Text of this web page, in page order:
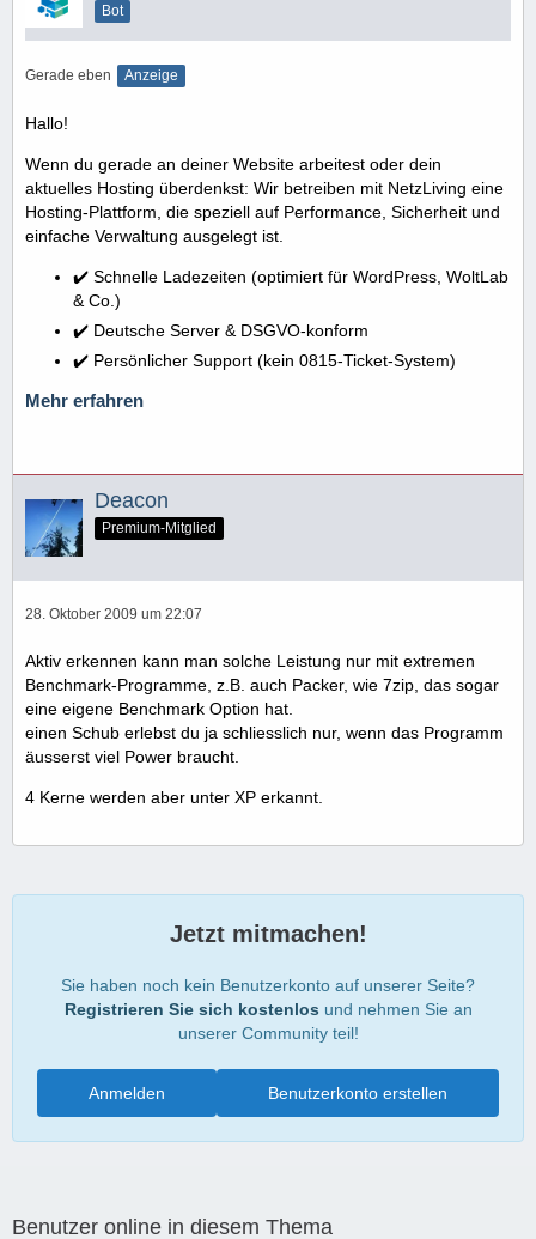
Bot
Gerade eben Anzeige
Hallo!
Wenn du gerade an deiner Website arbeitest oder dein
aktuelles Hosting überdenkst: Wir betreiben mit NetzLiving eine
Hosting-Plattform, die speziell auf Performance, Sicherheit und
einfache Verwaltung ausgelegt ist.
✔️ Schnelle Ladezeiten (optimiert für WordPress, WoltLab
& Co.)
✔️ Deutsche Server & DSGVO-konform
✔️ Persönlicher Support (kein 0815-Ticket-System)
Mehr erfahren
Deacon
Premium-Mitglied
28. Oktober 2009 um 22:07
Aktiv erkennen kann man solche Leistung nur mit extremen
Benchmark-Programme, z.B. auch Packer, wie 7zip, das sogar
eine eigene Benchmark Option hat.
einen Schub erlebst du ja schliesslich nur, wenn das Programm
äusserst viel Power braucht.
4 Kerne werden aber unter XP erkannt.
Jetzt mitmachen!
Sie haben noch kein Benutzerkonto auf unserer Seite?
Registrieren Sie sich kostenlos und nehmen Sie an
unserer Community teil!
Benutzerkonto erstellen
Anmelden
Benutzer online in diesem Thema